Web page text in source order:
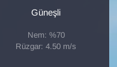
Güneşli
Nem: %70
Rüzgar: 4.50 m/s